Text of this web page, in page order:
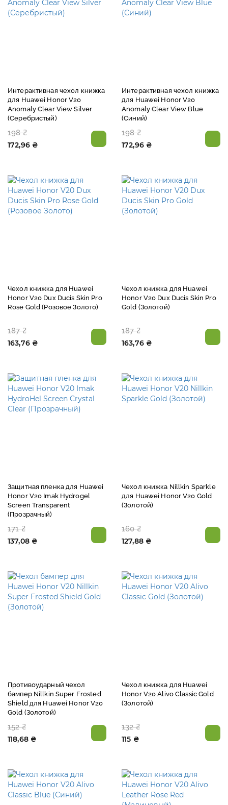
Интерактивная чехол книжка
для Huawei Honor V20
Anomaly Clear View Silver
(Серебристый)
198 ₴
172,96 ₴
Интерактивная чехол книжка
для Huawei Honor V20
Anomaly Clear View Blue
(Синий)
198 ₴
172,96 ₴
Чехол книжка для Huawei
Honor V20 Dux Ducis Skin Pro
Rose Gold (Розовое Золото)
187 ₴
163,76 ₴
Чехол книжка для Huawei
Honor V20 Dux Ducis Skin Pro
Gold (Золотой)
187 ₴
163,76 ₴
Защитная пленка для Huawei
Honor V20 Imak Hydrogel
Screen Transparent
(Прозрачный)
171 ₴
137,08 ₴
Чехол книжка Nillkin Sparkle
для Huawei Honor V20 Gold
(Золотой)
160 ₴
127,88 ₴
Противоударный чехол
бампер Nillkin Super Frosted
Shield для Huawei Honor V20
Gold (Золотой)
152 ₴
118,68 ₴
Чехол книжка для Huawei
Honor V20 Alivo Classic Gold
(Золотой)
132 ₴
115 ₴